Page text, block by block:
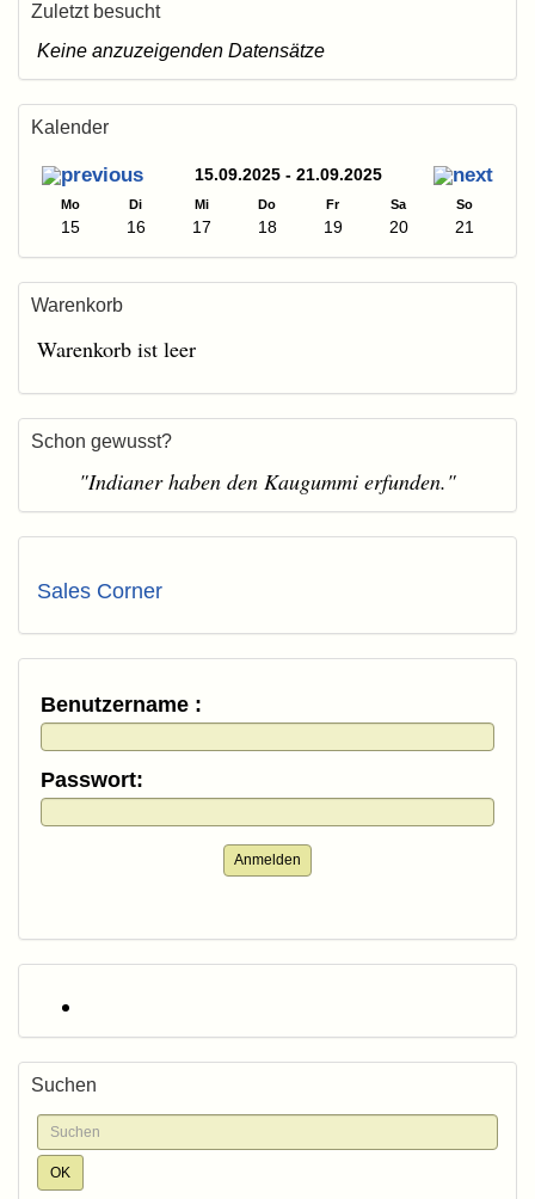
Zuletzt besucht
Keine anzuzeigenden Datensätze
Kalender
15.09.2025 - 21.09.2025
Mo Di Mi Do Fr Sa So
15 16 17 18 19 20 21
Warenkorb
Warenkorb ist leer
Schon gewusst?
"Indianer haben den Kaugummi erfunden."
Sales Corner
Benutzername :
Passwort:
Anmelden
Suchen